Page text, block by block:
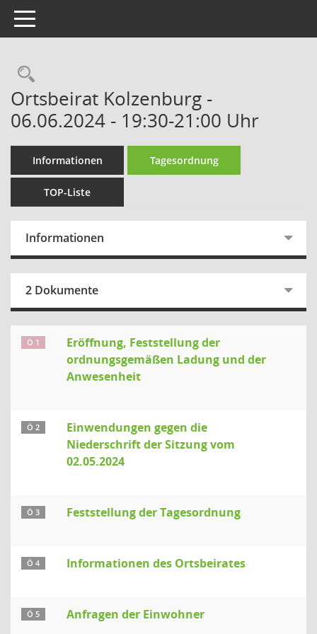
Toggle navigation
Rechercheauswahl
Ortsbeirat Kolzenburg -
06.06.2024 - 19:30-21:00 Uhr
Informationen Tagesordnung
TOP-Liste
Informationen
2 Dokumente
Ö 1
Eröffnung, Feststellung der
ordnungsgemäßen Ladung und der
Anwesenheit
Ö 2
Einwendungen gegen die
Niederschrift der Sitzung vom
02.05.2024
Ö 3 Feststellung der Tagesordnung
Ö 4 Informationen des Ortsbeirates
Ö 5 Anfragen der Einwohner